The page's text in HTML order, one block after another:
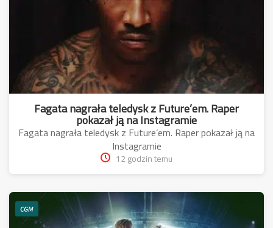
Fagata nagrała teledysk z Future’em. Raper
pokazał ją na Instagramie
Fagata nagrała teledysk z Future’em. Raper pokazał ją na
Instagramie
12 godzin temu
CGM